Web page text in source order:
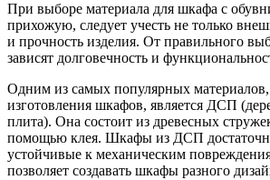
При выборе материала для шкафа с
прихожую, следует учесть не только
и прочность изделия. От правильного
зависят долговечность и
Одним из самых популярных
изготовления шкафов, является ДСП
плита). Она состоит из древесных
помощью клея. Шкафы из ДСП
устойчивые к механическим
позволяет создавать шкафы разного